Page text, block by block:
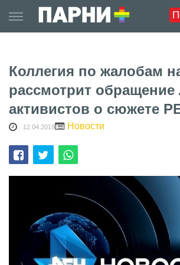
to
content
Коллегия по жалобам
рассмотрит обращение
активистов о сюжете
12.04.2019 Новости